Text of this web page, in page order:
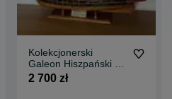
Kolekcjonerski
Galeon Hiszpański -
Duży Drewniany
2 700 zł